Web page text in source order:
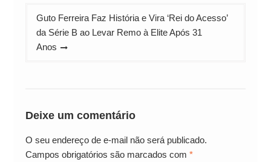
Guto Ferreira Faz História e Vira ‘Rei do Acesso’
da Série B ao Levar Remo à Elite Após 31
Anos
Deixe um comentário
O seu endereço de e-mail não será publicado.
Campos obrigatórios são marcados com *